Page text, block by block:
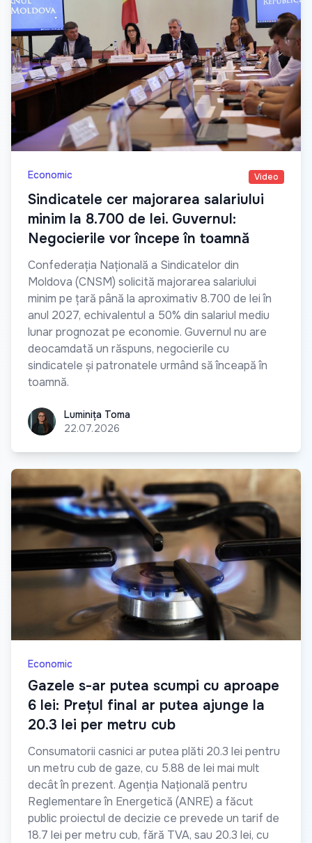
Economic Video
Sindicatele cer majorarea salariului
minim la 8.700 de lei. Guvernul:
Negocierile vor începe în toamnă
Confederația Națională a Sindicatelor din
Moldova (CNSM) solicită majorarea salariului
minim pe țară până la aproximativ 8.700 de lei în
anul 2027, echivalentul a 50% din salariul mediu
lunar prognozat pe economie. Guvernul nu are
deocamdată un răspuns, negocierile cu
sindicatele și patronatele urmând să înceapă în
toamnă.
Luminița Toma
Luminița Toma
22.07.2026
Economic
Gazele s-ar putea scumpi cu aproape
6 lei: Prețul final ar putea ajunge la
20.3 lei per metru cub
Consumatorii casnici ar putea plăti 20.3 lei pentru
un metru cub de gaze, cu 5.88 de lei mai mult
decât în prezent. Agenția Națională pentru
Reglementare în Energetică (ANRE) a făcut
public proiectul de decizie ce prevede un tarif de
18.7 lei per metru cub, fără TVA, sau 20.3 lei, cu